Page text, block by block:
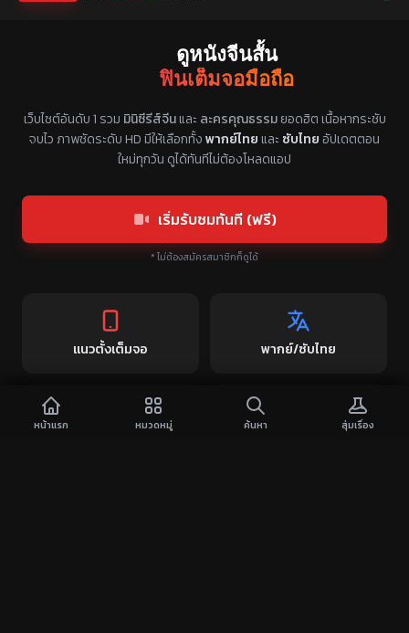
หน้าแรก หมวดหมู่ ค้นหา สุ่มเรื่อง
ดูหนังจีนสั้น
ฟินเต็มจอมือถือ
แหล่งรวมซีรี่ย์จีนแนวตั้ง พากย์ไทย ซับไทย
เว็บไซต์อันดับ 1 รวม มินิซีรีส์จีนและ ละครคุณธรรมยอดฮิต เนื้อหากระชับ
จบไว ภาพชัดระดับ HD มีให้เลือกทั้งพากย์ไทยและ ซับไทยอัปเดตตอน
ใหม่ทุกวัน ดูได้ทันทีไม่ต้องโหลดแอป
เริ่มรับชมทันที (ฟรี)
* ไม่ต้องสมัครสมาชิกก็ดูได้
แนวตั้งเต็มจอ พากย์/ซับไทย